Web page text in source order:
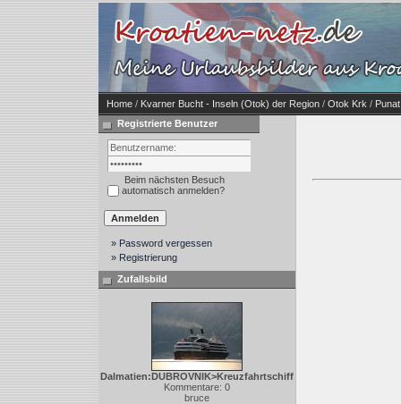
Home / Kvarner Bucht - Inseln (Otok) der Region / Otok Krk / Punat
Registrierte Benutzer
Beim nächsten Besuch
automatisch anmelden?
» Password vergessen
» Registrierung
Zufallsbild
Dalmatien:DUBROVNIK>Kreuzfahrtschiff
Kommentare: 0
bruce